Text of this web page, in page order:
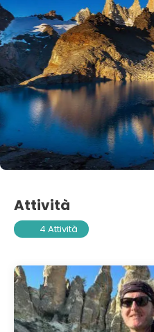
Attività
4 Attività